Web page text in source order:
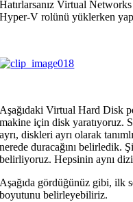
Hatırlarsanız Virtual
Hyper-V rolünü yüklerken
Aşağıdaki Virtual Hard Disk
makine için disk yaratıyoruz.
ayrı, diskleri ayrı olarak
nerede duracağını belirledik.
belirliyoruz. Hepsinin aynı
Aşağıda gördüğünüz gibi, ilk
boyutunu belirleyebiliriz.